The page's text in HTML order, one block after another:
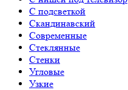
С подсветкой
Скандинавский
Современные
Стеклянные
Стенки
Угловые
Узкие